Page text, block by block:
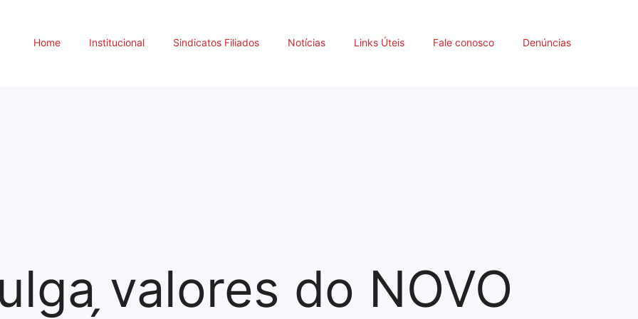
Home Institucional Sindicatos Filiados Notícias Links Úteis Fale conosco Denúncias
valores do NOVO